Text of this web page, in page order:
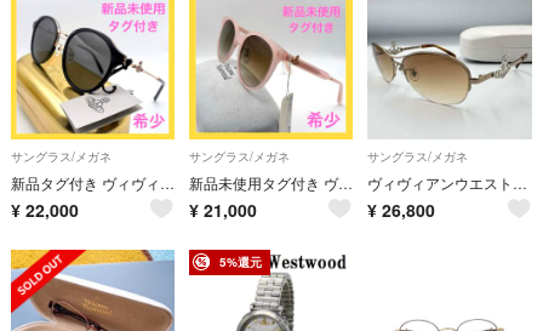
サングラス/メガネ
新品タグ付き ヴィヴィアンウエストウッド サングラス オーブ ブラック ゴールド
¥ 22,000
サングラス/メガネ
新品未使用タグ付き ヴィヴィアンウエストウッド サングラス ピンク オーブ
¥ 21,000
サングラス/メガネ
ヴィヴィアンウエストウッド サングラス VW-5747 度なし オーブ
¥ 26,800
5%還元